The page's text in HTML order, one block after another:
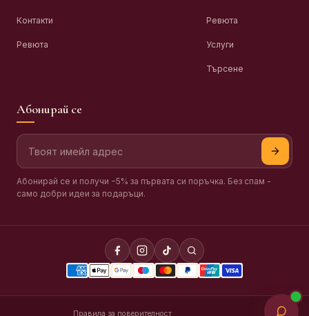
Контакти
Ревюта
Ревюта
Услуги
Търсене
Абонирай се
Абонирай се и получи −5% за първата си поръчка. Без спам -
само добри идеи за подаръци.
Правила за поверителност